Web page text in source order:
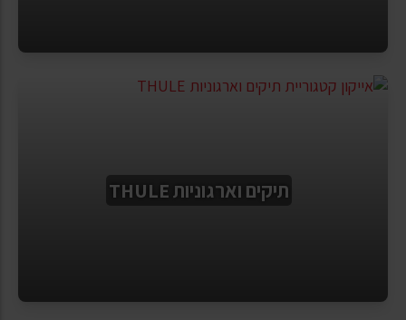
תיקים וארגוניות THULE